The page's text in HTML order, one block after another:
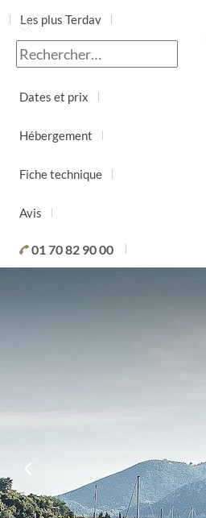
Les plus Terdav
Jour par jour
Dates et prix
Hébergement
Fiche technique
Avis
01 70 82 90 00